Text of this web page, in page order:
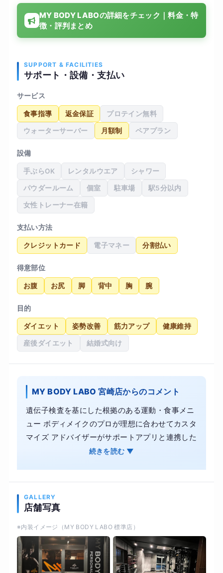
常生活でも意識が変わったと感じています。結果
として体重も少しずつ減り、体力もついてきた実
感があります。設備も清潔で通いやすい環境でし
たが、料金はやや高めに感じたため、長期的に続
MY BODY LABOの詳細をチェック｜料金・特
徴・評判まとめ
SUPPORT & FACILITIES
サポート・設備・支払い
サービス
食事指導 返金保証 プロテイン無料
ウォーターサーバー 月額制 ペアプラン
設備
手ぶらOK レンタルウエア シャワー
パウダールーム 個室 駐車場 駅5分以内
女性トレーナー在籍
支払い方法
クレジットカード 電子マネー 分割払い
得意部位
お腹 お尻 脚 背中 胸 腕
目的
ダイエット 姿勢改善 筋力アップ 健康維持
産後ダイエット 結婚式向け
MY BODY LABO 宮崎店からのコメント
遺伝子検査を基にした根拠のある運動・食事メニ
ュー ボディメイクのプロが理想に合わせてカスタ
マイズ アドバイザーがサポートアプリと連携した
食事管理 オンライン・ジムそれぞれ併用OK 結果
続きを読む ▼
GALLERY
店舗写真
※内装イメージ（MY BODY LABO 標準店）